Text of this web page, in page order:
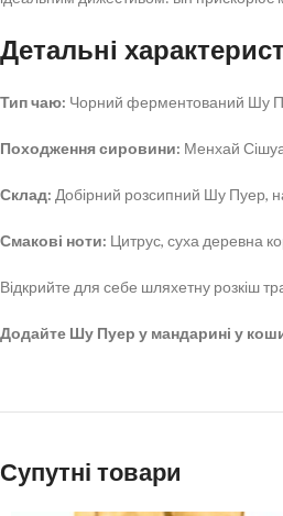
Детальні
Тип чаю: Чорний ферментований Шу
Походження сировини: Менхай
Склад: Добірний розсипний Шу Пуер,
Смакові ноти: Цитрус, суха деревна
Відкрийте для себе шляхетну розкіш
Додайте Шу Пуер у мандарині у
Супутні товари